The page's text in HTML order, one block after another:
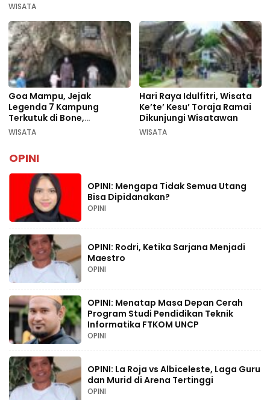
WISATA
Goa Mampu, Jejak
Legenda 7 Kampung
Terkutuk di Bone,
Rekomendasi Liburan
WISATA
Hari Raya Idulfitri, Wisata
Ke’te’ Kesu’ Toraja Ramai
Dikunjungi Wisatawan
WISATA
OPINI
OPINI: Mengapa Tidak Semua Utang
Bisa Dipidanakan?
OPINI
OPINI: Rodri, Ketika Sarjana Menjadi
Maestro
OPINI
OPINI: Menatap Masa Depan Cerah
Program Studi Pendidikan Teknik
Informatika FTKOM UNCP
OPINI
OPINI: La Roja vs Albiceleste, Laga Guru
dan Murid di Arena Tertinggi
OPINI